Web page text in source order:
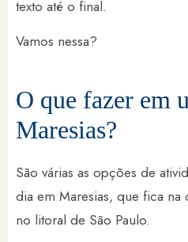
texto até o final.
Vamos nessa?
O que fazer em
Maresias?
São várias as opções de
dia em Maresias, que fica na
no litoral de São Paulo.